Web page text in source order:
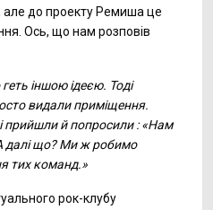
до проекту Ремиша це
Ось, що нам розповів
іншою ідеєю. Тоді
видали приміщення.
прийшли й попросили : «Нам
далі що? Ми ж робимо
тих команд.»
рок-клубу